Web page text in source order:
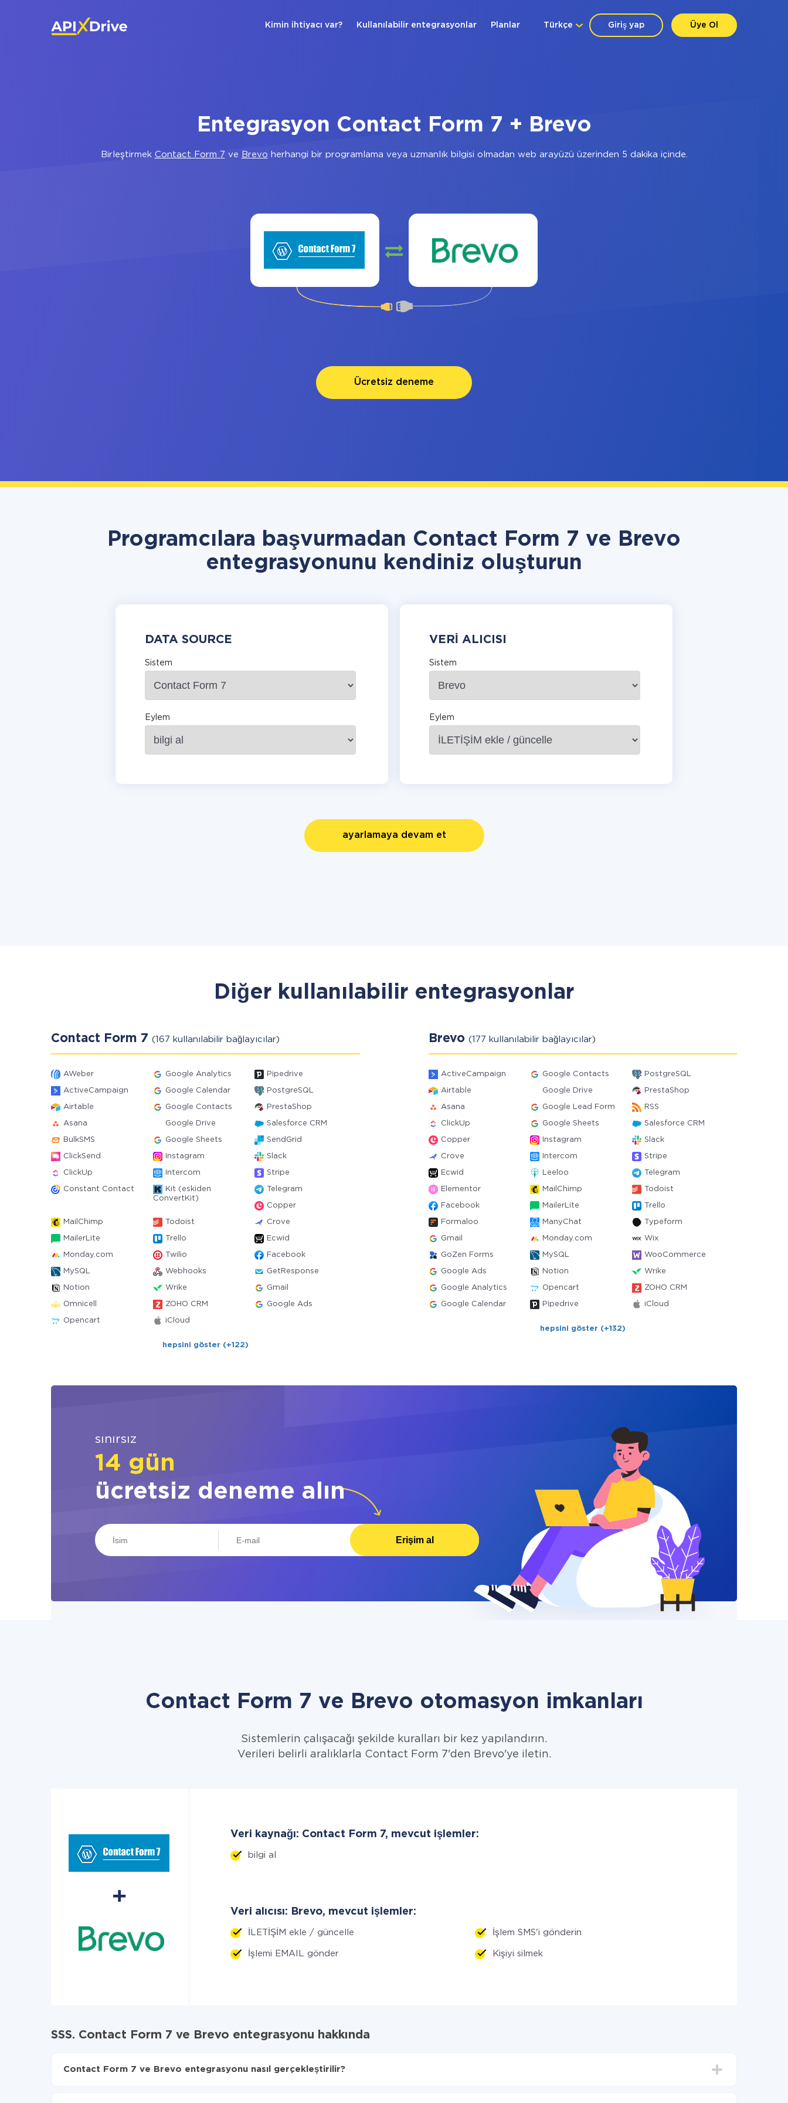
Giriş yap Üye Ol
Türkçe
Kimin ihtiyacı var? Kullanılabilir entegrasyonlar Planlar
Entegrasyon Contact Form 7 + Brevo
Birleştirmek Contact Form 7 ve Brevo herhangi bir programlama veya uzmanlık bilgisi olmadan web arayüzü üzerinden 5 dakika içinde.
Ücretsiz deneme
Programcılara başvurmadan Contact Form 7 ve Brevo
entegrasyonunu kendiniz oluşturun
DATA SOURCE
Sistem
Eylem
VERI ALICISI
Sistem
Eylem
ayarlamaya devam et
Diğer kullanılabilir entegrasyonlar
Contact Form 7 (167 kullanılabilir bağlayıcılar)
AWeber Google Analytics Pipedrive
ActiveCampaign Google Calendar PostgreSQL
Airtable Google Contacts PrestaShop
Asana Google Drive Salesforce CRM
BulkSMS Google Sheets SendGrid
ClickSend Instagram Slack
ClickUp Intercom Stripe
Constant Contact
Kit (eskiden
ConvertKit)
Telegram
Copper
MailChimp Todoist Crove
MailerLite Trello Ecwid
Monday.com Twilio Facebook
MySQL Webhooks GetResponse
Notion Wrike Gmail
Omnicell ZOHO CRM Google Ads
Opencart iCloud
hepsini göster (+122)
Brevo (177 kullanılabilir bağlayıcılar)
ActiveCampaign Google Contacts PostgreSQL
Airtable Google Drive PrestaShop
Asana Google Lead Form RSS
ClickUp Google Sheets Salesforce CRM
Copper Instagram Slack
Crove Intercom Stripe
Ecwid Leeloo Telegram
Elementor MailChimp Todoist
Facebook MailerLite Trello
Formaloo ManyChat Typeform
Gmail Monday.com Wix
GoZen Forms MySQL WooCommerce
Google Ads Notion Wrike
Google Analytics Opencart ZOHO CRM
Google Calendar Pipedrive iCloud
hepsini göster (+132)
sınırsız
14 gün
ücretsiz deneme alın
Erişim al
Contact Form 7 ve Brevo otomasyon imkanları
Sistemlerin çalışacağı şekilde kuralları bir kez yapılandırın.
Verileri belirli aralıklarla Contact Form 7'den Brevo'ye iletin.
Veri kaynağı: Contact Form 7, mevcut işlemler:
bilgi al
Veri alıcısı: Brevo, mevcut işlemler:
İLETİŞİM ekle / güncelle İşlem SMS'i gönderin
İşlemi EMAIL gönder Kişiyi silmek
SSS. Contact Form 7 ve Brevo entegrasyonu hakkında
Contact Form 7 ve Brevo entegrasyonu nasıl gerçekleştirilir?